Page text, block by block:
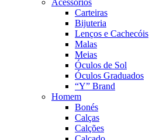
Acessórios
Carteiras
Bijuteria
Lenços e Cachecóis
Malas
Meias
Óculos de Sol
Óculos Graduados
“Y” Brand
Homem
Bonés
Calças
Calções